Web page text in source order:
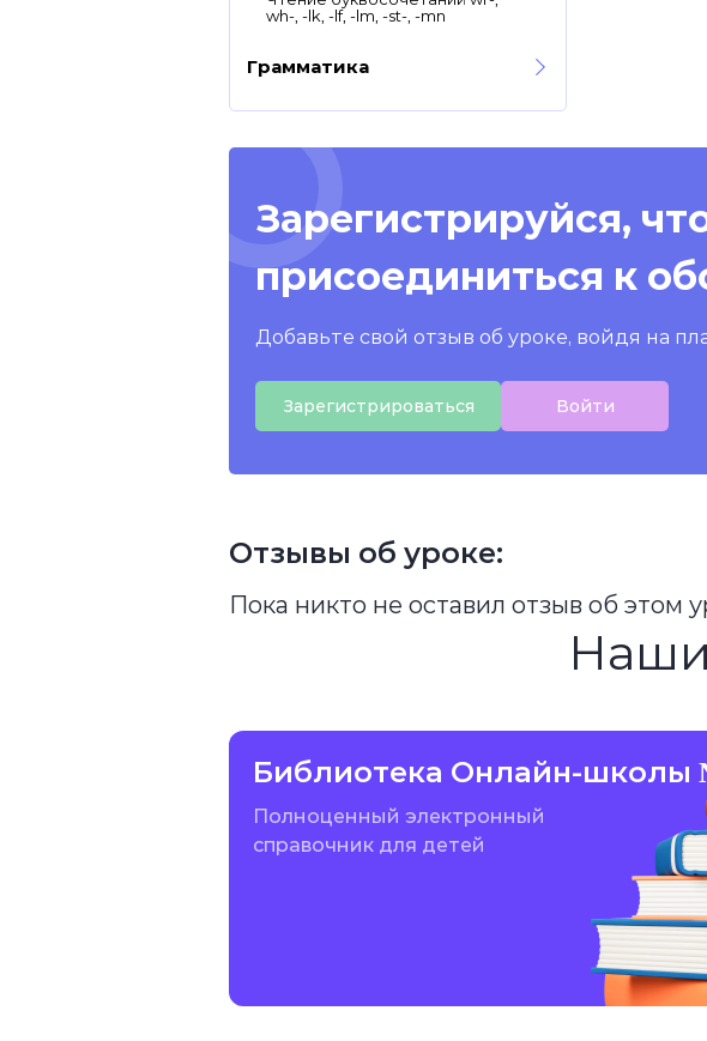
wh-, -lk, -lf, -lm, -st-, -mn
Грамматика
Зарегистрируйся,
присоединиться к
Добавьте свой отзыв об уроке, войдя на
Зарегистрироваться Войти
Отзывы об уроке:
Пока никто не оставил отзыв об этом
Библиотека Онлайн-школы
Полноценный электронный
справочник для детей